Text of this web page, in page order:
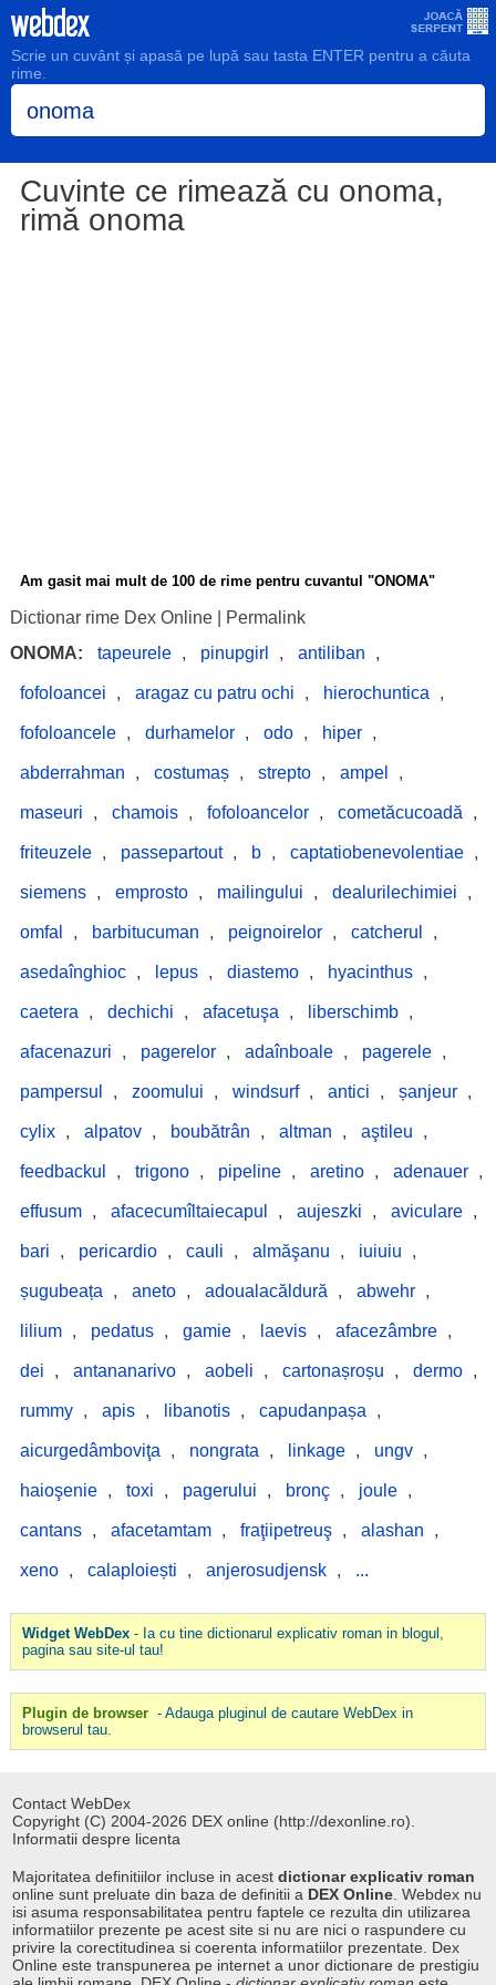
Scrie un cuvânt și apasă pe lupă sau tasta ENTER pentru a căuta
rime.
Cuvinte ce rimează cu onoma,
rimă onoma
Am gasit mai mult de 100 de rime pentru cuvantul "ONOMA"
Dictionar rime Dex Online|
Permalink
ONOMA:
tapeurele , pinupgirl , antiliban ,
fofoloancei , aragaz cu patru ochi , hierochuntica ,
fofoloancele , durhamelor , odo , hiper ,
abderrahman , costumaș , strepto , ampel ,
maseuri , chamois , fofoloancelor , cometăcucoadă ,
friteuzele , passepartout , b , captatiobenevolentiae ,
siemens , emprosto , mailingului , dealurilechimiei ,
omfal , barbitucuman , peignoirelor , catcherul ,
asedaînghioc , lepus , diastemo , hyacinthus ,
caetera , dechichi , afacetuşa , liberschimb ,
afacenazuri , pagerelor , adaînboale , pagerele ,
pampersul , zoomului , windsurf , antici , șanjeur ,
cylix , alpatov , boubătrân , altman , aştileu ,
feedbackul , trigono , pipeline , aretino , adenauer ,
effusum , afacecumîltaiecapul , aujeszki , aviculare ,
bari , pericardio , cauli , almăşanu , iuiuiu ,
șugubeața , aneto , adoualacăldură , abwehr ,
lilium , pedatus , gamie , laevis , afacezâmbre ,
dei , antananarivo , aobeli , cartonașroșu , dermo ,
rummy , apis , libanotis , capudanpașa ,
aicurgedâmboviţa , nongrata , linkage , ungv ,
haioşenie , toxi , pagerului , bronç , joule ,
cantans , afacetamtam , fraţiipetreuş , alashan ,
xeno , calaploiești , anjerosudjensk , ...
Widget WebDex- Ia cu tine dictionarul explicativ roman in blogul,
pagina sau site-ul tau!
Plugin de browser - Adauga pluginul de cautare WebDex in
browserul tau.
Contact WebDex
Copyright (C) 2004-2026 DEX online (http://dexonline.ro).
Informatii despre licenta
Majoritatea definitiilor incluse in acestdictionar explicativ roman
online sunt preluate din baza de definitii a DEX Online . Webdex nu
isi asuma responsabilitatea pentru faptele ce rezulta din utilizarea
informatiilor prezente pe acest site si nu are nici o raspundere cu
privire la corectitudinea si coerenta informatiilor prezentate. Dex
Online este transpunerea pe internet a unor dictionare de prestigiu